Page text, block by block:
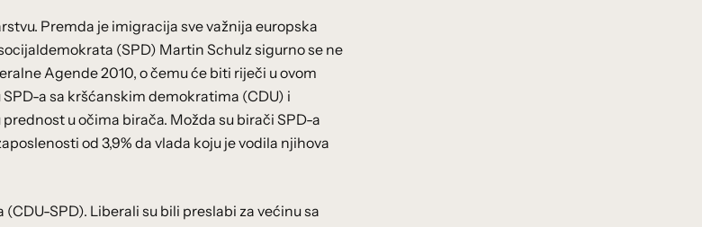
Premda je imigracija sve važnija europska
(SPD) Martin Schulz sigurno se ne
Agende 2010, o čemu će biti riječi u ovom
a sa kršćanskim demokratima (CDU) i
u očima birača. Možda su birači SPD-a
od 3,9% da vlada koju je vodila njihova
SPD). Liberali su bili preslabi za većinu sa